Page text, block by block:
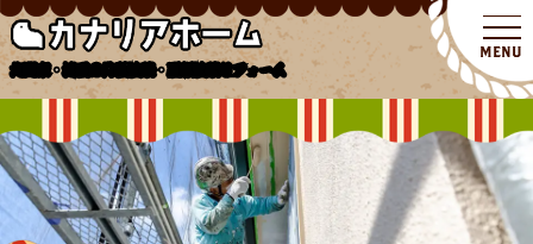
北関東・埼玉の外壁塗装・屋根塗装リフォーム